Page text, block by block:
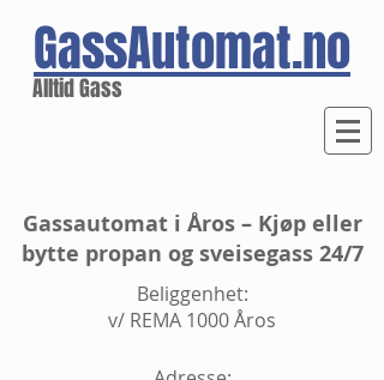
GassAutomat.no
Alltid Gass
Gassautomat i Åros – Kjøp eller
bytte propan og sveisegass 24/7
Beliggenhet:
v/ REMA 1000 Åros